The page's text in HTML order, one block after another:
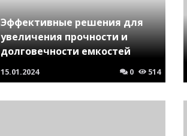
Эффективные решения для
увеличения прочности и
долговечности емкостей
15.01.2024 0 514